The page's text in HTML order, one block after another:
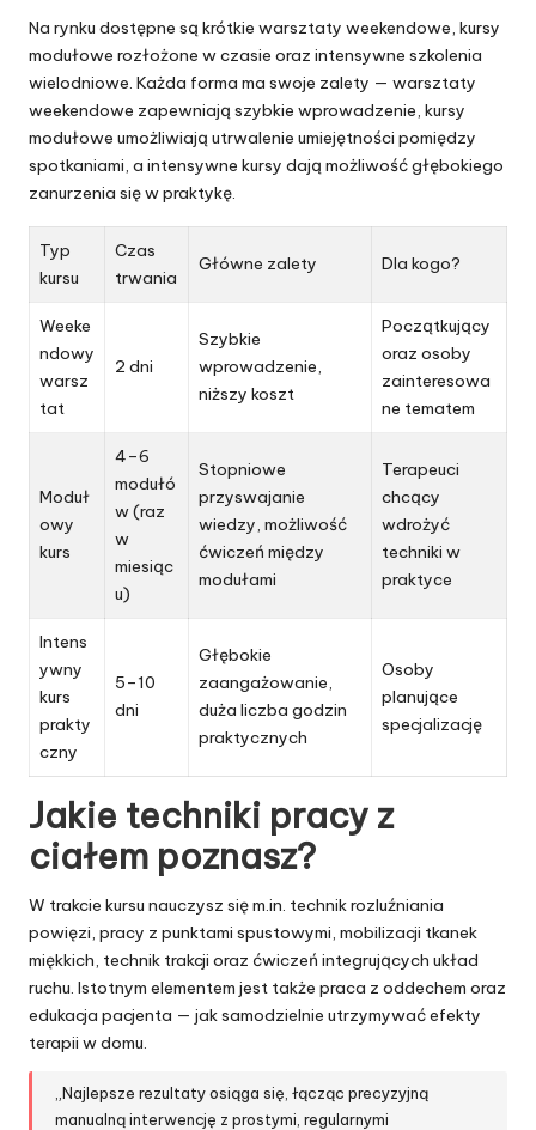
Na rynku dostępne są krótkie warsztaty weekendowe, kursy
modułowe rozłożone w czasie oraz intensywne szkolenia
wielodniowe. Każda forma ma swoje zalety — warsztaty
weekendowe zapewniają szybkie wprowadzenie, kursy
modułowe umożliwiają utrwalenie umiejętności pomiędzy
spotkaniami, a intensywne kursy dają możliwość głębokiego
zanurzenia się w praktykę.
Typ
kursu
Czas
trwania
Główne zalety Dla kogo?
Weeke
ndowy
warsz
tat
2 dni
Szybkie
wprowadzenie,
niższy koszt
Początkujący
oraz osoby
zainteresowa
ne tematem
Moduł
owy
kurs
4–6
modułó
w (raz
w
miesiąc
u)
Stopniowe
przyswajanie
wiedzy, możliwość
ćwiczeń między
modułami
Terapeuci
chcący
wdrożyć
techniki w
praktyce
Intens
ywny
kurs
prakty
czny
5–10
dni
Głębokie
zaangażowanie,
duża liczba godzin
praktycznych
Osoby
planujące
specjalizację
Jakie techniki pracy z
ciałem poznasz?
W trakcie kursu nauczysz się m.in. technik rozluźniania
powięzi, pracy z punktami spustowymi, mobilizacji tkanek
miękkich, technik trakcji oraz ćwiczeń integrujących układ
ruchu. Istotnym elementem jest także praca z oddechem oraz
edukacja pacjenta — jak samodzielnie utrzymywać efekty
terapii w domu.
„Najlepsze rezultaty osiąga się, łącząc precyzyjną
manualną interwencję z prostymi, regularnymi